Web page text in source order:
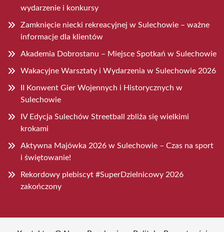
wydarzenie i konkursy
Zamknięcie niecki rekreacyjnej w Sulechowie – ważne
informacje dla klientów
Akademia Dobrostanu – Miejsce Spotkań w Sulechowie
Wakacyjne Warsztaty i Wydarzenia w Sulechowie 2026
II Konwent Gier Wojennych i Historycznych w
Sulechowie
IV Edycja Sulechów Streetball zbliża się wielkimi
krokami
Aktywna Majówka 2026 w Sulechowie – Czas na sport
i świętowanie!
Rekordowy plebiscyt #SuperDzielnicowy 2026
zakończony